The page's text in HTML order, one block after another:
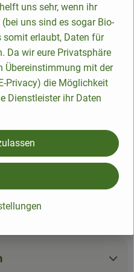
und schal werden. Am
wodurch ihr
zur Geltung kommt. Auch
verwenden wie
Dabei kommen sie für
an Fleisch zur Anwendung.
verringert sich
Eine weitere
durch die
und
Provitamin A, Vitamine B1,
uns sehr, wenn ihr
uns sind es sogar Bio-
somit erlaubt, Daten für
Da wir eure Privatsphäre
Übereinstimmung mit der
Privacy) die Möglichkeit
Dienstleister ihr Daten